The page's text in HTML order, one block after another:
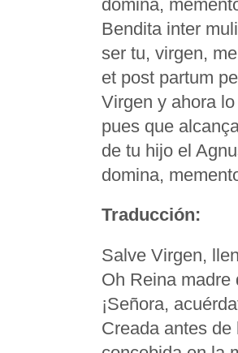
domina,
Bendita inter
ser tu, virgen,
et post partum
Virgen y ahora
pues que
de tu hijo el
domina,
Traducción:
Salve Virgen,
Oh Reina madre
¡Señora,
Creada antes de